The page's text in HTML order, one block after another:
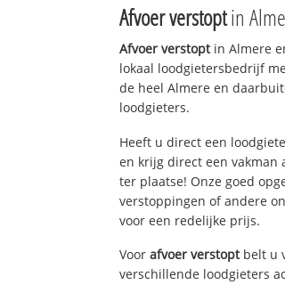
Afvoer verstoptin
Afvoer verstoptin Almere
lokaal loodgietersbedrijf
de heel Almere en
loodgieters.
Heeft u direct een
en krijg direct een
ter plaatse! Onze goed
verstoppingen of andere
voor een redelijke prijs.
Voorafvoer verstoptbelt u
verschillende loodgieters